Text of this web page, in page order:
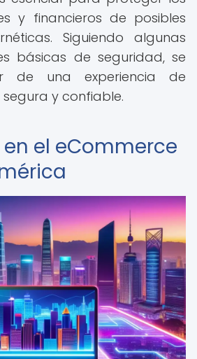
y financieros de posibles
Siguiendo algunas
básicas de seguridad, se
de una experiencia de
y confiable.
el eCommerce